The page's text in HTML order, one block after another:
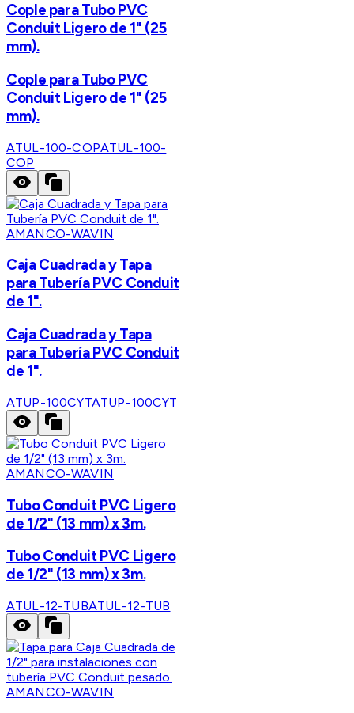
Cople para Tubo PVC
Conduit Ligero de 1" (25
mm).
Cople para Tubo PVC
Conduit Ligero de 1" (25
mm).
ATUL-100-COPATUL-100-
COP
AMANCO-WAVIN
Caja Cuadrada y Tapa
para Tubería PVC Conduit
de 1".
Caja Cuadrada y Tapa
para Tubería PVC Conduit
de 1".
ATUP-100CYTATUP-100CYT
AMANCO-WAVIN
Tubo Conduit PVC Ligero
de 1/2" (13 mm) x 3m.
Tubo Conduit PVC Ligero
de 1/2" (13 mm) x 3m.
ATUL-12-TUBATUL-12-TUB
AMANCO-WAVIN